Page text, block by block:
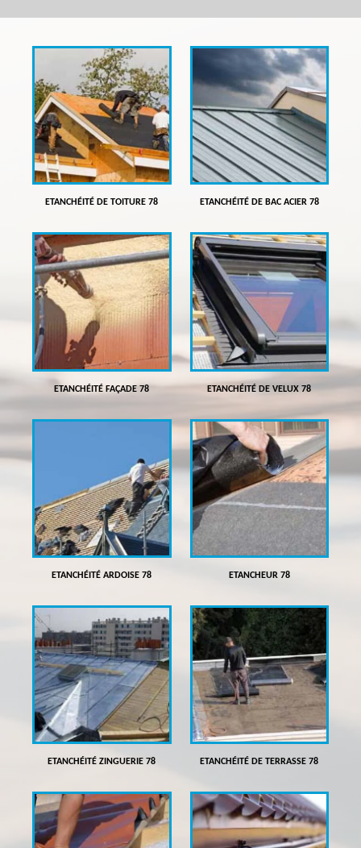
ETANCHÉITÉ DE TOITURE 78 ETANCHÉITÉ DE BAC ACIER 78
ETANCHÉITÉ FAÇADE 78 ETANCHÉITÉ DE VELUX 78
ETANCHÉITÉ ARDOISE 78 ETANCHEUR 78
ETANCHÉITÉ ZINGUERIE 78 ETANCHÉITÉ DE TERRASSE 78